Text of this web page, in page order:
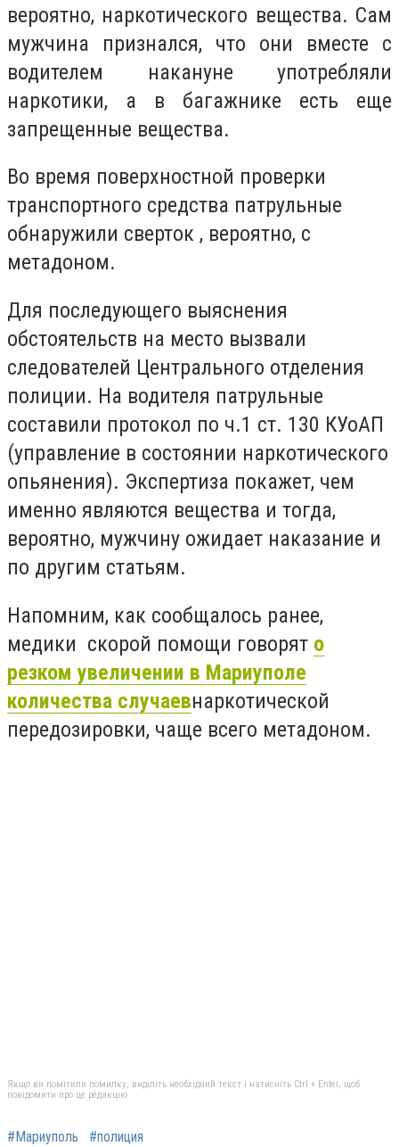
вероятно, наркотического вещества. Сам
мужчина признался, что они вместе с
водителем накануне употребляли
наркотики, а в багажнике есть еще
запрещенные вещества.
Во время поверхностной проверки
транспортного средства патрульные
обнаружили сверток , вероятно, с
метадоном.
Для последующего выяснения
обстоятельств на место вызвали
следователей Центрального отделения
полиции. На водителя патрульные
составили протокол по ч.1 ст. 130 КУоАП
(управление в состоянии наркотического
опьянения). Экспертиза покажет, чем
именно являются вещества и тогда,
вероятно, мужчину ожидает наказание и
по другим статьям.
Напомним, как сообщалось ранее,
медики скорой помощи говорят о
резком увеличении в Мариуполе
количества случаевнаркотической
передозировки, чаще всего метадоном.
Якщо ви помітили помилку, виділіть необхідний текст і натисніть Ctrl + Enter, щоб
повідомити про це редакцію
#Мариуполь #полиция